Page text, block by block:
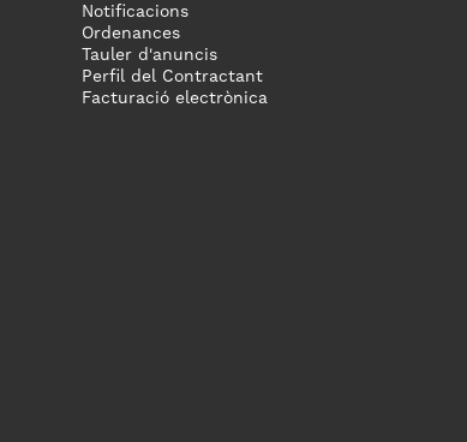
Notificacions
Ordenances
Tauler d'anuncis
Perfil del Contractant
Facturació electrònica